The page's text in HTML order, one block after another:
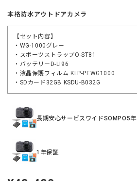
本格防水アウトドアカメラ
【セット内容】
・WG-1000グレー
・スポーツストラップO-ST81
・バッテリーD-LI96
・液晶保護フィルム KLP-PEWG1000
・SDカード32GB KSDU-B032G
長期安心サービスワイドSOMPO5年
1年保証